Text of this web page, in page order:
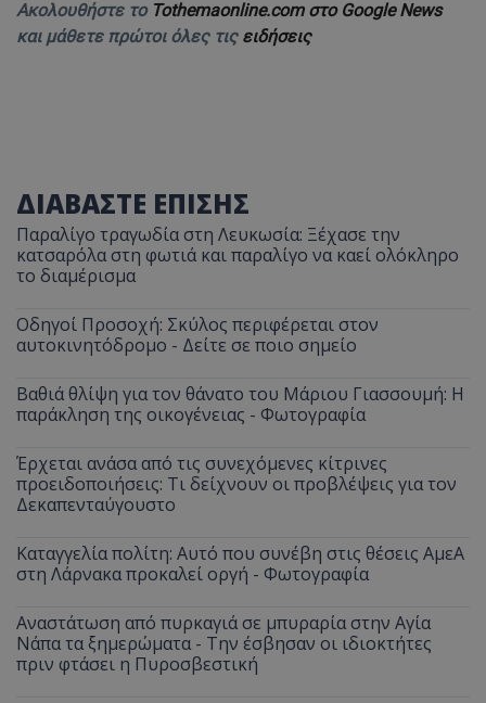
Ακολουθήστε το Tothemaonline.com στο Google News
και μάθετε πρώτοι όλες τις ειδήσεις
ΔΙΑΒΑΣΤΕ ΕΠΙΣΗΣ
Παραλίγο τραγωδία στη Λευκωσία: Ξέχασε την
κατσαρόλα στη φωτιά και παραλίγο να καεί ολόκληρο
το διαμέρισμα
Οδηγοί Προσοχή: Σκύλος περιφέρεται στον
αυτοκινητόδρομο - Δείτε σε ποιο σημείο
Βαθιά θλίψη για τον θάνατο του Μάριου Γιασσουμή: Η
παράκληση της οικογένειας - Φωτογραφία
Έρχεται ανάσα από τις συνεχόμενες κίτρινες
προειδοποιήσεις: Τι δείχνουν οι προβλέψεις για τον
Δεκαπενταύγουστο
Καταγγελία πολίτη: Αυτό που συνέβη στις θέσεις ΑμεΑ
στη Λάρνακα προκαλεί οργή - Φωτογραφία
Αναστάτωση από πυρκαγιά σε μπυραρία στην Αγία
Νάπα τα ξημερώματα - Την έσβησαν οι ιδιοκτήτες
πριν φτάσει η Πυροσβεστική